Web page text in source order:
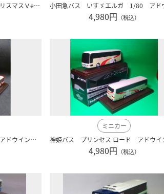
関東自動車 いすゞエルガ クリスマスＶer 1/80 アドウイング製
4,980円 （税込）
東洋バス 三菱エアロスター アドウイング製
ミニカー
4,980円 （税込）